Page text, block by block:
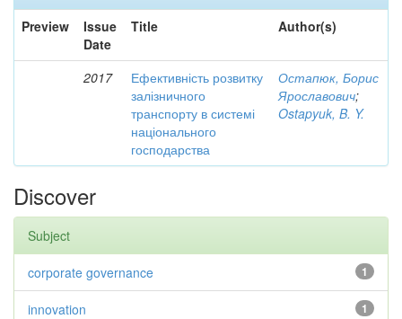
Preview
Issue
Date
Title Author(s)
2017
Ефективність розвитку
залізничного
транспорту в системі
національного
господарства
Остапюк, Борис
Ярославович;
Ostapyuk, B. Y.
Discover
Subject
1
corporate governance
1
innovation